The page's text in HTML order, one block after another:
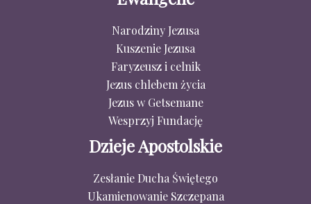
Narodziny Jezusa
Kuszenie Jezusa
Faryzeusz i celnik
Jezus chlebem życia
Jezus w Getsemane
Wesprzyj Fundację
Dzieje Apostolskie
Zesłanie Ducha Świętego
Ukamienowanie Szczepana